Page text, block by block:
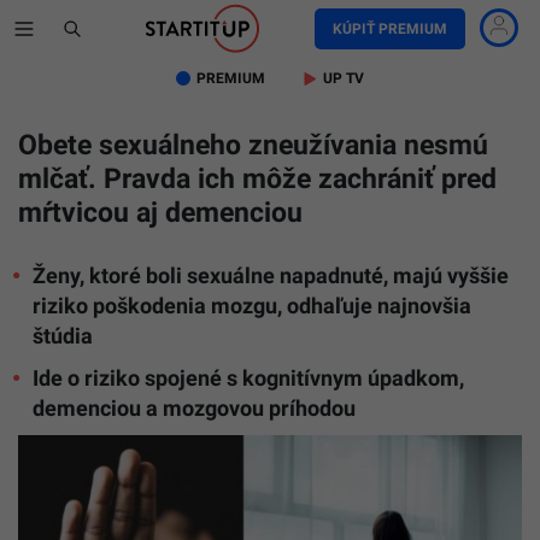
KÚPIŤ PREMIUM
PREMIUM UP TV
Obete sexuálneho zneužívania nesmú
mlčať. Pravda ich môže zachrániť pred
mŕtvicou aj demenciou
Ženy, ktoré boli sexuálne napadnuté, majú vyššie
riziko poškodenia mozgu, odhaľuje najnovšia
štúdia
Ide o riziko spojené s kognitívnym úpadkom,
demenciou a mozgovou príhodou